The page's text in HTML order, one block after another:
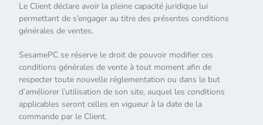
Le Client déclare avoir la pleine capacité juridique lui
permettant de s’engager au titre des présentes conditions
générales de ventes.
SesamePC se réserve le droit de pouvoir modifier ces
conditions générales de vente à tout moment afin de
respecter toute nouvelle réglementation ou dans le but
d’améliorer l’utilisation de son site, auquel les conditions
applicables seront celles en vigueur à la date de la
commande par le Client.